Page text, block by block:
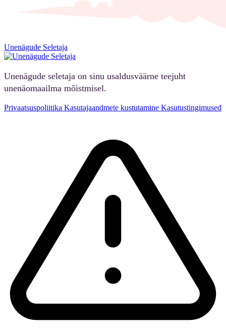
Unenägude Seletaja
Unenägude seletaja on sinu usaldusväärne teejuht
unenäomaailma mõistmisel.
Privaatsuspoliitika Kasutajaandmete kustutamine Kasutustingimused